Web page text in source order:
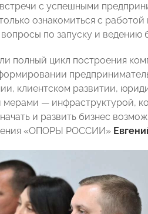
с успешными
ознакомиться с
по запуску и ведению
полный цикл построения
клиентском развитии,
мерами — инфраструктурой,
и развить бизнес
«ОПОРЫ РОССИИ»